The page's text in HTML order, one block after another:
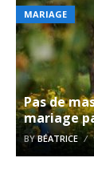
MARIAGE
Pas de
mariage
BYBÉATRICE